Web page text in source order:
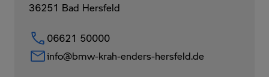
36251 Bad Hersfeld
06621 50000
info@bmw-krah-enders-hersfeld.de